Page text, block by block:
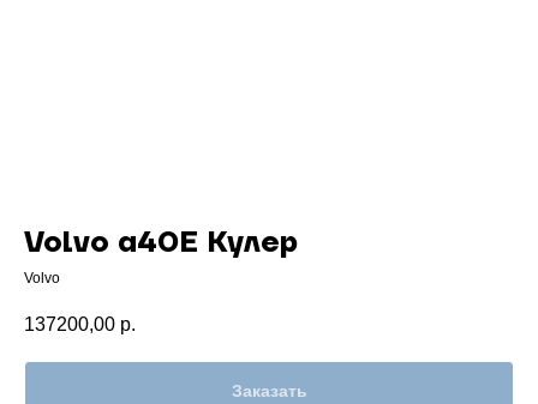
Volvo a40E Кулер
Volvo
137200,00 р.
Заказать